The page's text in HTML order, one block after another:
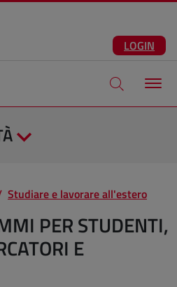
LOGIN
Apri modale
Studiare e lavorare all'estero
PER STUDENTI,
E